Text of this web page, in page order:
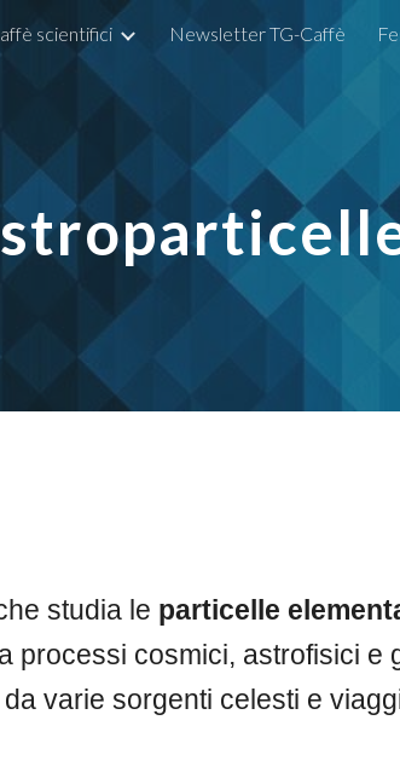
Skip to navigation
scientifici Newsletter TG-Caffè
studia le particelle
processi cosmici, astrofisici e
varie sorgenti celesti e